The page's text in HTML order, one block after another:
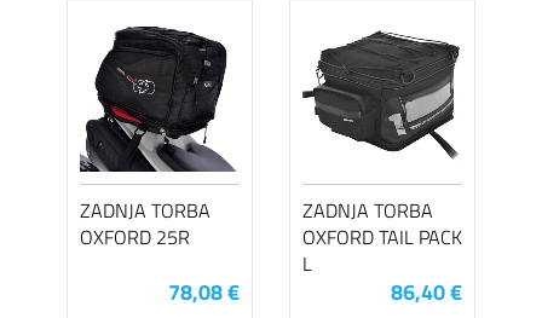
ZADNJA TORBA
OXFORD 25R
78,08 €
ZADNJA TORBA
OXFORD TAIL PACK
L
86,40 €